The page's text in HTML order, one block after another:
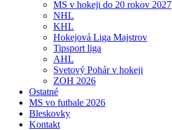
MS v hokeji do 20 rokov 2027
NHL
KHL
Hokejová Liga Majstrov
Tipsport liga
AHL
Svetový Pohár v hokeji
ZOH 2026
Ostatné
MS vo futbale 2026
Bleskovky
Kontakt